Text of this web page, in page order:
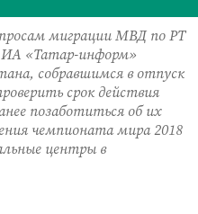
миграции МВД по РТ
ИА «Татар-информ»
собравшимся в отпуск
срок действия
позаботиться об их
чемпионата мира 2018
центры в